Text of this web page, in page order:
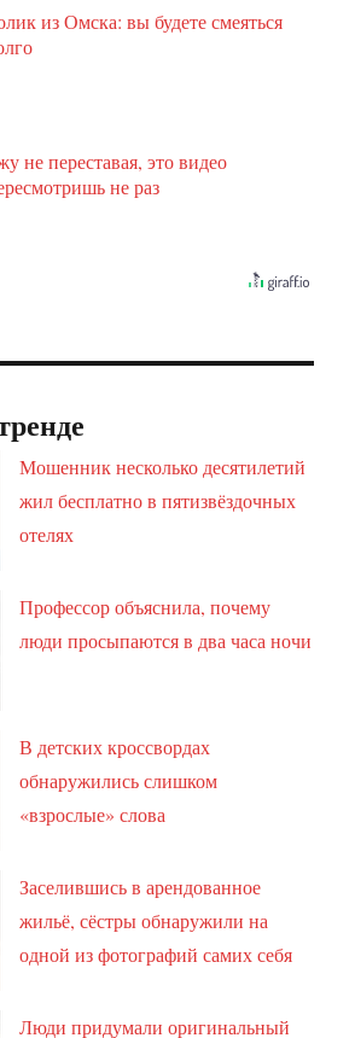
из Омска: вы будете смеяться
не переставая, это видео
не раз
Мошенник несколько десятилетий
жил бесплатно в пятизвёздочных
отелях
Профессор объяснила, почему
люди просыпаются в два часа ночи
В детских кроссвордах
обнаружились слишком
«взрослые» слова
Заселившись в арендованное
жильё, сёстры обнаружили на
одной из фотографий самих себя
Люди придумали оригинальный